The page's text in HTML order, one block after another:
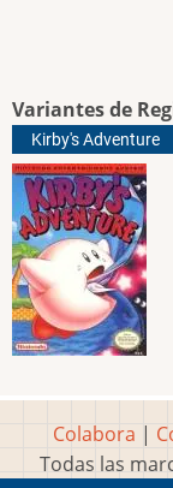
Variantes de
Kirby's Adventure
Colabora |
Todas las